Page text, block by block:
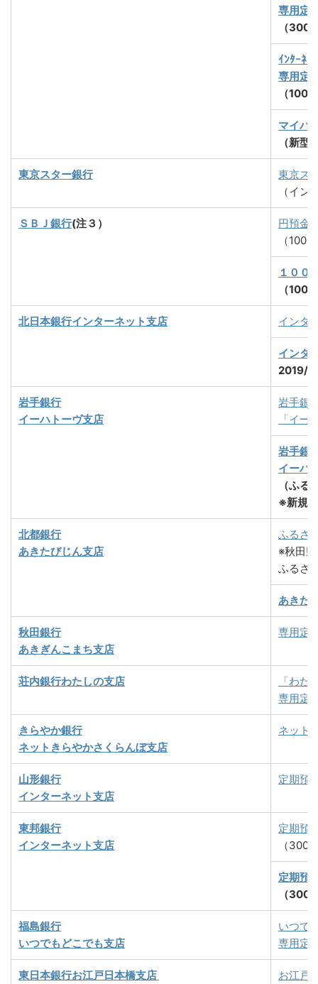
専用定
（300
ｲﾝﾀｰﾈｯ
専用定
（
マイハ
（新型
東京スター銀行
東京ス
（イン
ＳＢＪ銀行(注３）
円預金
（
１００
（100
北日本銀行インターネット支店 インタ
インタ
2019/
岩手銀行
イーハトーヴ支店
岩手銀
「イー
岩手銀
イーハ
（ふる
※新規
北都銀行
あきたびじん支店
ふるさ
※秋田
ふるさ
あきた
秋田銀行
あきぎんこまち支店
専用定
荘内銀行わたしの支店
「わた
専用定
きらやか銀行
ネットきらやかさくらんぼ支店
ネット
山形銀行
インターネット支店
定期預
東邦銀行
インターネット支店
定期預
（300
定期預
（300
福島銀行
いつでもどこでも支店
いつで
専用定
東日本銀行お江戸日本橋支店
お江戸